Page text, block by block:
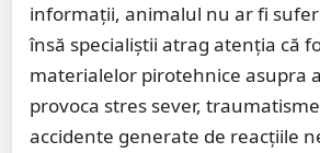
informații, animalul nu ar fi
însă specialiștii atrag atenția că
materialelor pirotehnice asupra
provoca stres sever,
accidente generate de reacțiile